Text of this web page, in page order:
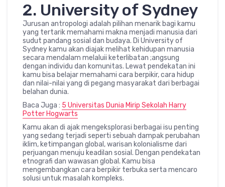
2. University of Sydney
Jurusan antropologi adalah pilihan menarik bagi kamu
yang tertarik memahami makna menjadi manusia dari
sudut pandang sosial dan budaya. Di University of
Sydney kamu akan diajak melihat kehidupan manusia
secara mendalam melaluii keterlibatan ;angsung
dengan individu dan komunitas. Lewat pendekatan ini
kamu bisa belajar memahami cara berpikir, cara hidup
dan nilai-nilai yang di pegang masyarakat dari berbagai
belahan dunia.
Baca Juga : 5 Universitas Dunia Mirip Sekolah Harry
Potter Hogwarts
Kamu akan di ajak mengeksplorasi berbagai isu penting
yang sedang terjadi seperti sebuah dampak perubahan
iklim, ketimpangan global, warisan kolonialisme dari
perjuangan menuju keadilan sosial. Dengan pendekatan
etnografi dan wawasan global. Kamu bisa
mengembangkan cara berpikir terbuka serta mencaro
solusi untuk masalah kompleks.